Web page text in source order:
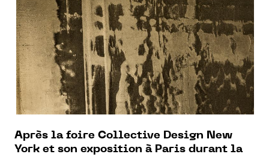
Après la foire Collective Design New
York et son exposition à Paris durant la